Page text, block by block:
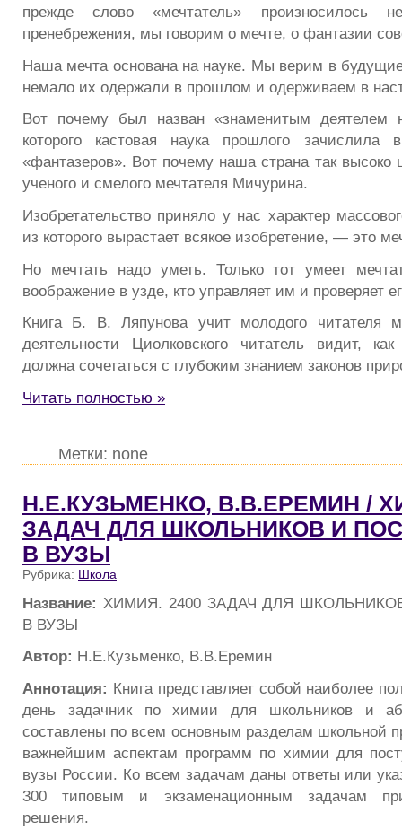
прежде слово «мечтатель» произносилось
пренебрежения, мы говорим о мечте, о фантазии
Наша мечта основана на науке. Мы верим в
немало их одержали в прошлом и одерживаем в
Вот почему был назван «знаменитым деятелем
которого кастовая наука прошлого зачислила
«фантазеров». Вот почему наша страна так высоко
ученого и смелого мечтателя Мичурина.
Изобретательство приняло у нас характер
из которого вырастает всякое изобретение, — это
Но мечтать надо уметь. Только тот умеет
воображение в узде, кто управляет им и проверяет
Книга Б. В. Ляпунова учит молодого читателя
деятельности Циолковского читатель видит,
должна сочетаться с глубоким знанием законов
Читать полностью »
Метки: none
Н.Е.КУЗЬМЕНКО, В.В.ЕРЕМИН /
ЗАДАЧ ДЛЯ ШКОЛЬНИКОВ И
В ВУЗЫ
Рубрика: Школа
Название: ХИМИЯ. 2400 ЗАДАЧ ДЛЯ
В ВУЗЫ
Автор: Н.Е.Кузьменко, В.В.Еремин
Аннотация: Книга представляет собой наиболее
день задачник по химии для школьников и
составлены по всем основным разделам школьной
важнейшим аспектам программ по химии для
вузы России. Ко всем задачам даны ответы или
300 типовым и экзаменационным задачам
решения.